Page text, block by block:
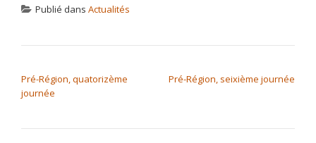
Publié dans Actualités
Pré-Région, quatorizème
journée
Pré-Région, seixième journée